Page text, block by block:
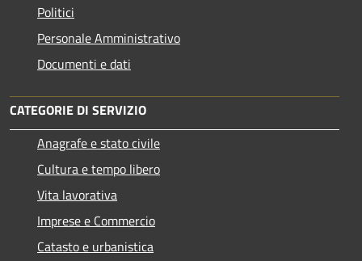
Politici
Personale Amministrativo
Documenti e dati
CATEGORIE DI SERVIZIO
Anagrafe e stato civile
Cultura e tempo libero
Vita lavorativa
Imprese e Commercio
Catasto e urbanistica